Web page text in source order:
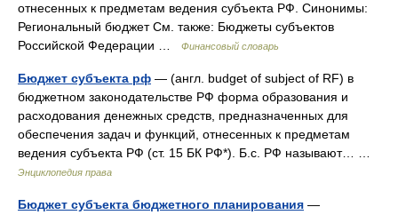
отнесенных к предметам ведения субъекта РФ. Синонимы:
Региональный бюджет См. также: Бюджеты субъектов
Российской Федерации …
Финансовый словарь
Бюджет субъекта рф — (англ. budget of subject of RF) в
бюджетном законодательстве РФ форма образования и
расходования денежных средств, предназначенных для
обеспечения задач и функций, отнесенных к предметам
ведения субъекта РФ (ст. 15 БК РФ*). Б.с. РФ называют… …
Энциклопедия права
Бюджет субъекта бюджетного планирования —